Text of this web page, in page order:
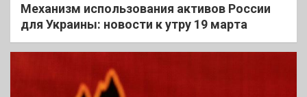
Механизм использования активов России
для Украины: новости к утру 19 марта